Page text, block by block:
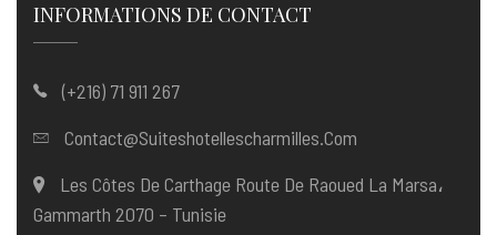
INFORMATIONS DE CONTACT
(+216) 71 911 267
Contact@suiteshotellescharmilles.com
Les Côtes De Carthage Route De Raoued La Marsa،
Gammarth 2070 – Tunisie